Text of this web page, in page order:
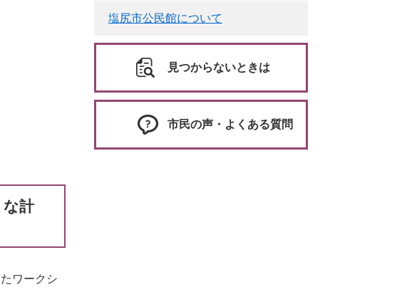
な計
ワークシ
塩尻市公民館について
見つからないときは
市民の声・よくある質問